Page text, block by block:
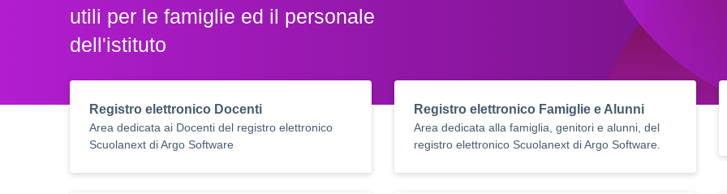
utili per le famiglie ed il personale
dell'istituto
Registro elettronico Docenti
Area dedicata ai Docenti del registro elettronico
Scuolanext di Argo Software
Registro elettronico Famiglie e Alunni
Area dedicata alla famiglia, genitori e alunni, del
registro elettronico Scuolanext di Argo Software.